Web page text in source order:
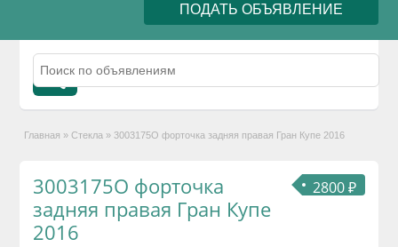
ПОДАТЬ ОБЪЯВЛЕНИЕ
Главная » Стекла » 3003175O форточка задняя правая Гран Купе 2016
2800 ₽
3003175O форточка
задняя правая Гран Купе
2016